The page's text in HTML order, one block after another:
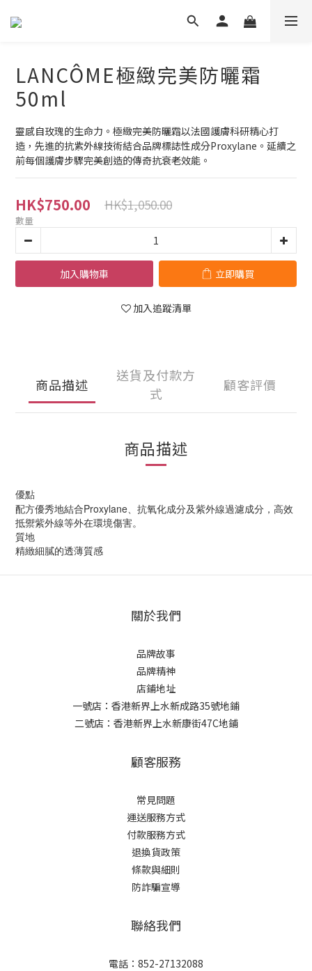
LANCÔME極緻完美防曬霜
50ml
靈感自玫瑰的生命力。極緻完美防曬霜以法國護膚科研精心打
造，先進的抗紫外線技術結合品牌標誌性成分Proxylane。延續之
前每個護膚步驟完美創造的傳奇抗衰老效能。
HK$750.00 HK$1,050.00
數量
加入購物車 立即購買
加入追蹤清單
商品描述
送貨及付款方
式
顧客評價
商品描述
優點
配方優秀地結合Proxylane、抗氧化成分及紫外線過濾成分，高效
抵禦紫外線等外在環境傷害。
質地
精緻細膩的透薄質感
關於我們
品牌故事
品牌精神
店鋪地址
一號店：香港新界上水新成路35號地鋪
二號店：香港新界上水新康街47C地鋪
顧客服務
常見問題
運送服務方式
付款服務方式
退換貨政策
條款與細則
防詐騙宣導
聯絡我們
電話：852-27132088